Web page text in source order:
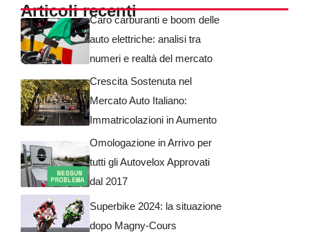
Articoli recentiCaro carburanti e boom delle
auto elettriche: analisi tra
numeri e realtà del mercato
Crescita Sostenuta nel
Mercato Auto Italiano:
Immatricolazioni in Aumento
Omologazione in Arrivo per
tutti gli Autovelox Approvati
dal 2017
Superbike 2024: la situazione
dopo Magny-Cours